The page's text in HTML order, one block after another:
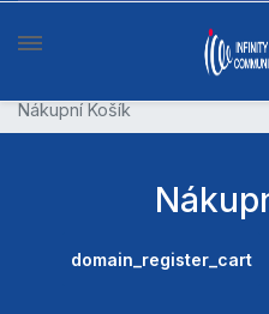
Nákupní Košík
domain_register_cart